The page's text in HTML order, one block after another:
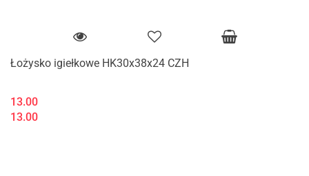
Łożysko igiełkowe HK30x38x24 CZH
13.00
13.00